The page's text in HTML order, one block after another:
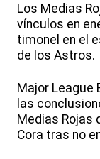
Los Medias
vínculos en
timonel en el
de los Astros.
Major League
las
Medias Rojas
Cora tras no